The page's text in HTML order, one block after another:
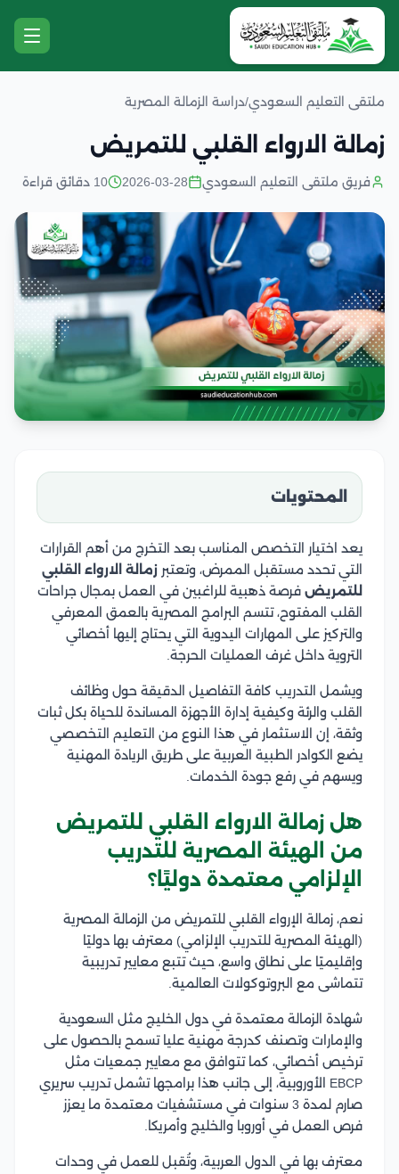
ملتقى التعليم السعودي/دراسة الزمالة المصرية
زمالة الارواء القلبي للتمريض
فريق ملتقى التعليم السعودي 2026-03-28 10 دقائق قراءة
المحتويات
يعد اختيار التخصص المناسب بعد التخرج من أهم القرارات
التي تحدد مستقبل الممرض، وتعتبر زمالة الارواء القلبي
للتمريض فرصة ذهبية للراغبين في العمل بمجال جراحات
القلب المفتوح، تتسم البرامج المصرية بالعمق المعرفي
والتركيز على المهارات اليدوية التي يحتاج إليها أخصائي
التروية داخل غرف العمليات الحرجة.
ويشمل التدريب كافة التفاصيل الدقيقة حول وظائف
القلب والرئة وكيفية إدارة الأجهزة المساندة للحياة بكل ثبات
وثقة، إن الاستثمار في هذا النوع من التعليم التخصصي
يضع الكوادر الطبية العربية على طريق الريادة المهنية
ويسهم في رفع جودة الخدمات.
هل زمالة الارواء القلبي للتمريض
من الهيئة المصرية للتدريب
الإلزامي معتمدة دوليًا؟
نعم، زمالة الإرواء القلبي للتمريض من الزمالة المصرية
(الهيئة المصرية للتدريب الإلزامي) معترف بها دوليًا
وإقليميًا على نطاق واسع، حيث تتبع معايير تدريبية
تتماشى مع البروتوكولات العالمية.​
شهادة الزمالة معتمدة في دول الخليج مثل السعودية
والإمارات وتصنف كدرجة مهنية عليا تسمح بالحصول على
ترخيص أخصائي، كما تتوافق مع معايير جمعيات مثل
EBCP الأوروبية، إلى جانب هذا برامجها تشمل تدريب سريري
صارم لمدة 3 سنوات في مستشفيات معتمدة ما يعزز
فرص العمل في أوروبا والخليج وأمريكا.
معترف بها في الدول العربية، وتُقبل للعمل في وحدات